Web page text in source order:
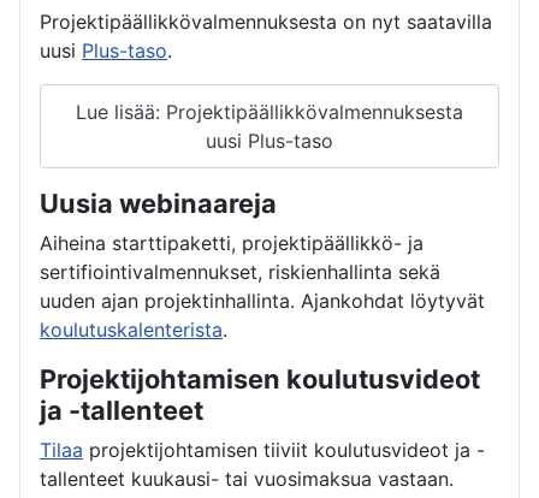
Projektipäällikkövalmennuksesta on nyt saatavilla
uusi Plus-taso.
Lue lisää: Projektipäällikkövalmennuksesta
uusi Plus-taso
Uusia webinaareja
Aiheina starttipaketti, projektipäällikkö- ja
sertifiointivalmennukset, riskienhallinta sekä
uuden ajan projektinhallinta. Ajankohdat löytyvät
koulutuskalenterista.
Projektijohtamisen koulutusvideot
ja -tallenteet
Tilaa projektijohtamisen tiiviit koulutusvideot ja -
tallenteet kuukausi- tai vuosimaksua vastaan.